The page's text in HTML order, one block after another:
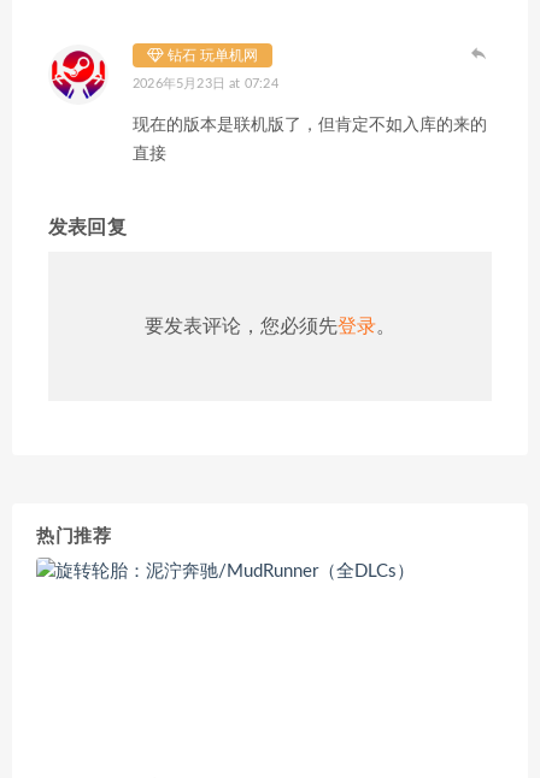
钻石 玩单机网
2026年5月23日 at 07:24
现在的版本是联机版了，但肯定不如入库的来的
直接
发表回复
要发表评论，您必须先登录。
热门推荐